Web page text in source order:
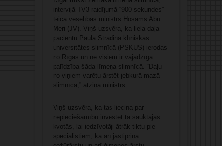
intervijā TV3 raidījumā “900 sekundes”
teica veselības ministrs Hosams Abu
Meri (JV). Viņš uzsvēra, ka liela daļa
pacientu Paula Stradiņa klīniskās
universitātes slimnīcā (PSKUS) ierodas
no Rīgas un ne visiem ir vajadzīga
palīdzība šāda līmeņa slimnīcā. “Daļu
no viņiem varētu ārstēt jebkurā mazā
slimnīcā,” atzina ministrs.
Viņš uzsvēra, ka tas liecina par
nepieciešamību investēt tā sauktajās
kvotās, lai iedzīvotāji ātrāk tiktu pie
speciālistiem, kā arī jāstiprina